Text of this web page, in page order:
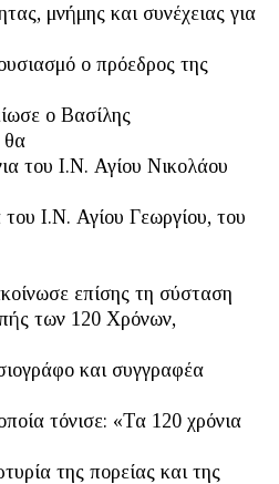
μνήμης και συνέχειας για
ο πρόεδρος της
ο Βασίλης
θα
του Ι.Ν. Αγίου Νικολάου
Ι.Ν. Αγίου Γεωργίου, του
επίσης τη σύσταση
των 120 Χρόνων,
και συγγραφέα
τόνισε: «Τα 120 χρόνια
της πορείας και της